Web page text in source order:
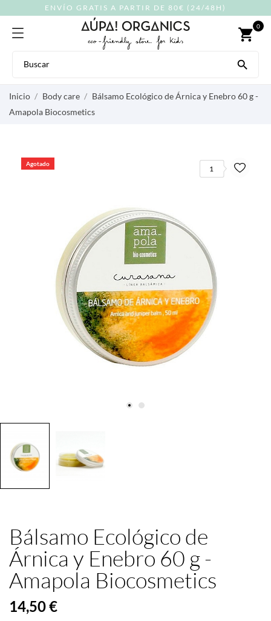
ENVÍO GRATIS A PARTIR DE 80€ (24/48H)
shopping_cart 0

Inicio Body care
Bálsamo Ecológico de Árnica y Enebro 60 g -
Amapola Biocosmetics
Agotado
1
Bálsamo Ecológico de
Árnica y Enebro 60 g -
Amapola Biocosmetics
14,50 €